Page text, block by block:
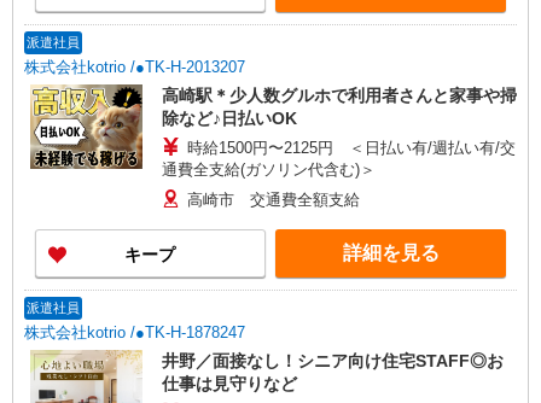
派遣社員
株式会社kotrio /●TK-H-2013207
高崎駅＊少人数グルホで利用者さんと家事や掃
除など♪日払いOK
時給1500円〜2125円 ＜日払い有/週払い有/交
通費全支給(ガソリン代含む)＞
高崎市 交通費全額支給
キープ 詳細を見る
派遣社員
株式会社kotrio /●TK-H-1878247
井野／面接なし！シニア向け住宅STAFF◎お
仕事は見守りなど